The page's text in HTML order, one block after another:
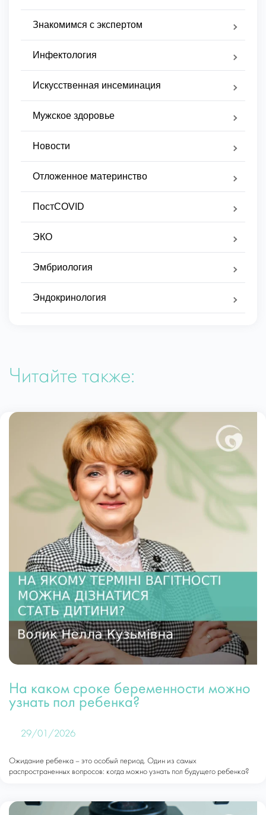
Знакомимся с экспертом
Инфектология
Искусственная инсеминация
Мужское здоровье
Новости
Отложенное материнство
ПостCOVID
ЭКО
Эмбриология
Эндокринология
Читайте также:
На каком сроке беременности можно
узнать пол ребенка?
29/01/2026
Ожидание ребенка – это особый период. Один из самых
распространенных вопросов: когда можно узнать пол будущего ребенка?